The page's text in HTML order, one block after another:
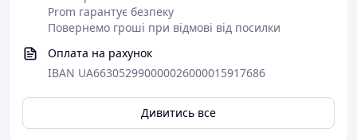
Prom гарантує безпеку
Повернемо гроші при відмові від посилки
Оплата на рахунок
IBAN UA663052990000026000015917686
Дивитись все